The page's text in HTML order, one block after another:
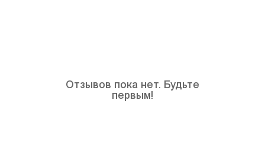
Отзывов пока нет. Будьте
первым!